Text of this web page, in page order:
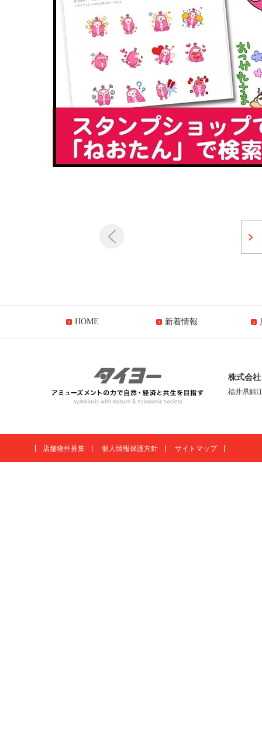
HOME 新着情報
株式会
福井県鯖
店舗物件募集 個人情報保護方針 サイトマップ